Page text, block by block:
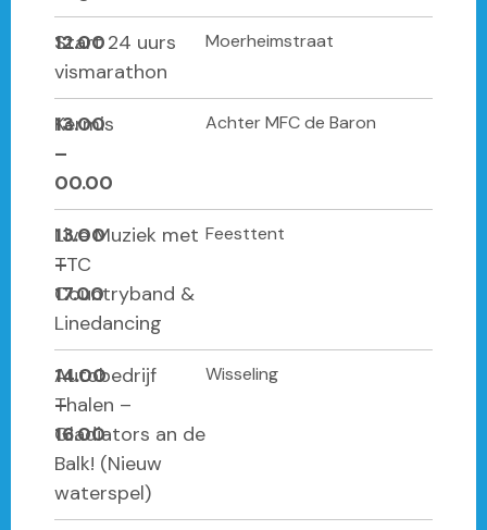
12.00
Start 24 uurs
vismarathon
Moerheimstraat
13.00
–
00.00
Kermis Achter MFC de Baron
13.00
–
17.00
Live Muziek met
TTC
Countryband &
Linedancing
Feesttent
14.00
–
16.00
Autobedrijf
Thalen –
Gladiators an de
Balk! (Nieuw
waterspel)
Wisseling